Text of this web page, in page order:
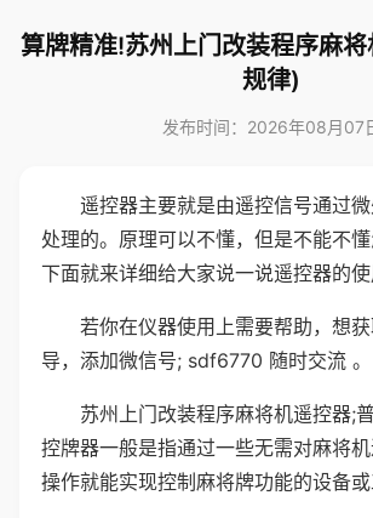
算牌精准!苏州上门改装程序麻
规律)
发布时间：2026年08月07
遥控器主要就是由遥控信号通过
处理的。原理可以不懂，但是不能不懂
下面就来详细给大家说一说遥控器的使
若你在仪器使用上需要帮助，想
导，添加微信号; sdf6770 随时交流 。
苏州上门改装程序麻将机遥控器;
控牌器一般是指通过一些无需对麻将
操作就能实现控制麻将牌功能的设备或